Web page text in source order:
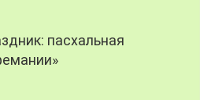
пасхальная